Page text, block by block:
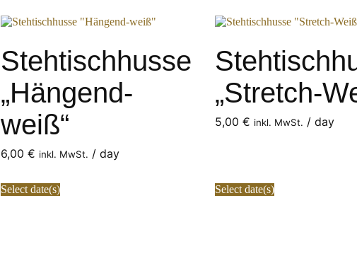
Stehtischhusse
„Hängend-
weiß“
6,00€ inkl. MwSt. / day
Select date(s)
„Stretch-
5,00 € inkl. MwSt. / day
Select date(s)